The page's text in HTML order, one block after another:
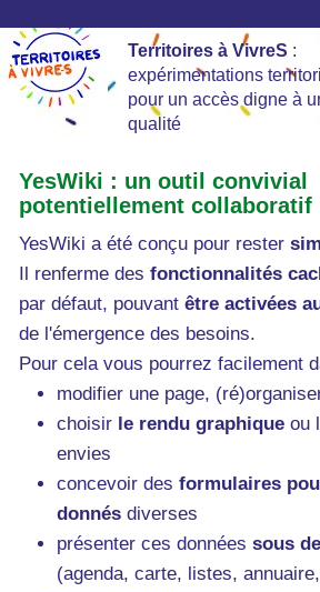
Territoires à VivreS :
expérimentations
pour un accès digne à
qualité
YesWiki : un outil convivial
potentiellement collaboratif
YesWiki a été conçu pour rester
Il renferme des fonctionnalités
par défaut, pouvant être activées
de l'émergence des besoins.
Pour cela vous pourrez facilement
modifier une page,
choisir le rendu graphique ou
envies
concevoir des formulaires
donnés diverses
présenter ces données sous
(agenda, carte, listes,